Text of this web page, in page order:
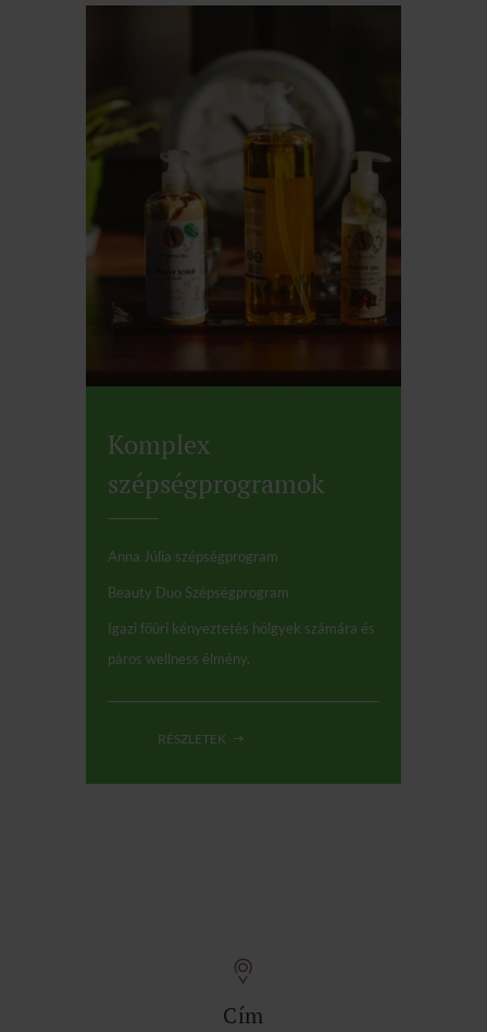
Komplex
szépségprogramok
Anna Júlia szépségprogram
Beauty Duo Szépségprogram
Igazi főúri kényeztetés hölgyek számára és
páros wellness élmény.
RÉSZLETEK
Cím